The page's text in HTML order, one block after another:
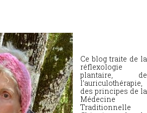
Ce blog traite de la
réflexologie
plantaire, de
l’auriculothérapie,
des principes de la
Médecine
Traditionnelle